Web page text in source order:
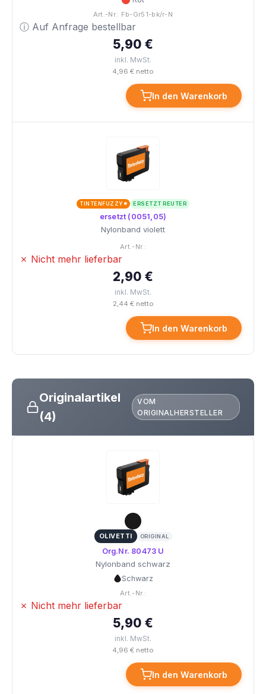
Originalartikel
(4)
VOM
ORIGINALHERSTELLER
OLIVETTI ORIGINAL
Org.Nr. 80473 U
Nylonband schwarz
Schwarz
Art.-Nr.:
✗ Nicht mehr lieferbar
5,90 €
inkl. MwSt.
4,96 € netto
In den Warenkorb
Art.-Nr.: Fb-Gr51-bk/r-N
ⓘ Auf Anfrage bestellbar
5,90 €
inkl. MwSt.
4,96 € netto
In den Warenkorb
TINTENFUZZY® ERSETZT REUTER
ersetzt (0051,05)
Nylonband violett
Art.-Nr.:
✗ Nicht mehr lieferbar
2,90 €
inkl. MwSt.
2,44 € netto
In den Warenkorb